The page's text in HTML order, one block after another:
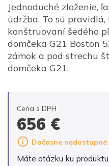
Jednoduché zloženie,
údržba. To sú
konštruovaní šedého
domčeka G21 Boston
zámok a pod strechu
domčeka G21.
Cena s DPH
656 €
Dočasne nedostupné
Máte otázku ku